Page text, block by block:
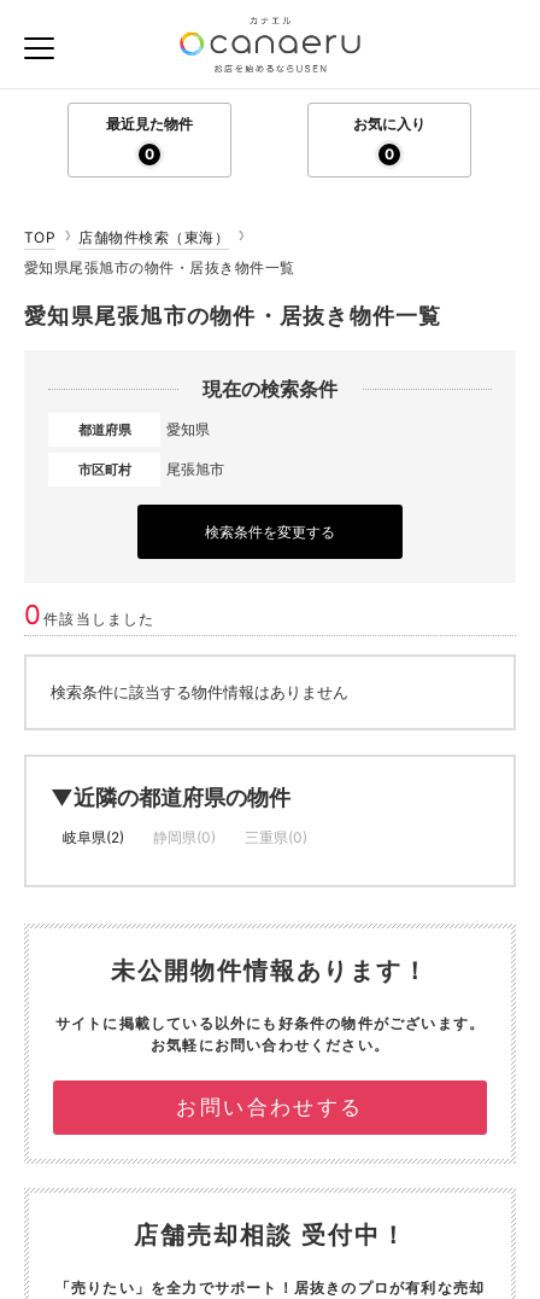
最近見た物件
0
お気に入り
0
TOP
店舗物件検索（東海）
愛知県尾張旭市の物件・居抜き物件一覧
愛知県尾張旭市の物件・居抜き物件一覧
現在の検索条件
都道府県 愛知県
市区町村 尾張旭市
検索条件を変更する
0件該当しました
検索条件に該当する物件情報はありません
▼近隣の都道府県の物件
岐阜県(2) 静岡県(0) 三重県(0)
未公開物件情報あります！
サイトに掲載している以外にも好条件の物件がございます。
お気軽にお問い合わせください。
お問い合わせする
店舗売却相談 受付中！
「売りたい」を全力でサポート！ 居抜きのプロが有利な売却